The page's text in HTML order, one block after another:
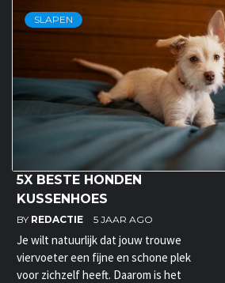
SLAPEN
5X BESTE HONDEN
KUSSENHOES
BY REDACTIE 5 JAAR AGO
Je wilt natuurlijk dat jouw trouwe
viervoeter een fijne en schone plek
voor zichzelf heeft. Daarom is het